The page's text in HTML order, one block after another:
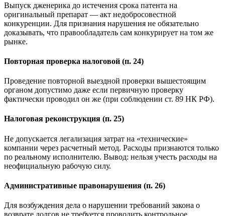
Выпуск дженерика до истечения срока патента на
оригинальный препарат — акт недобросовестной
конкуренции. Для признания нарушения не обязательно
доказывать, что правообладатель сам конкурирует на том же
рынке.
Повторная проверка налоговой (п. 24)
Проведение повторной выездной проверки вышестоящим
органом допустимо даже если первичную проверку
фактически проводил он же (при соблюдении ст. 89 НК РФ).
Налоговая реконструкция (п. 25)
Не допускается легализация затрат на «технические»
компании через расчетный метод. Расходы признаются только
по реальному исполнителю. Вывод: нельзя учесть расходы на
неофициальную рабочую силу.
Административные правонарушения (п. 26)
Для возбуждения дела о нарушении требований закона о